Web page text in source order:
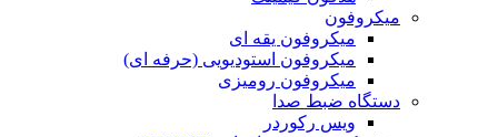
میکروفون
میکروفون یقه ای
میکروفون استودیویی (حرفه ای)
میکروفون رومیزی
دستگاه ضبط صدا
ویس رکوردر